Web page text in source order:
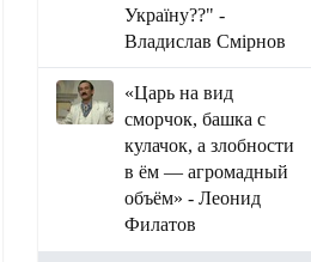
Україну??" -
Владислав Смірнов
«Царь на вид
сморчок, башка с
кулачок, а злобности
в ём — агромадный
объём» - Леонид
Филатов